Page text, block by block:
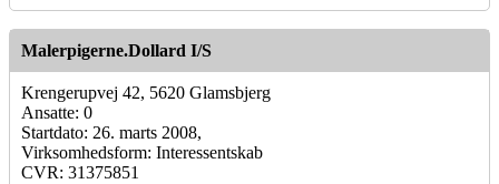
Malerpigerne.Dollard I/S
Krengerupvej 42, 5620 Glamsbjerg
Ansatte: 0
Startdato: 26. marts 2008,
Virksomhedsform: Interessentskab
CVR: 31375851